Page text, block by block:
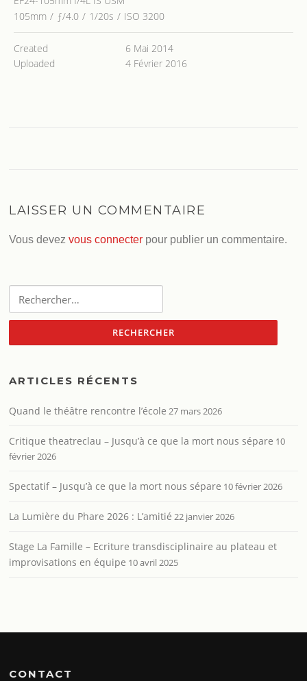
105mm / ƒ/4.0 / 1/20s / ISO 3200
Created
6 Mai 2014
Uploaded
4 Février 2016
LAISSER UN COMMENTAIRE
Vous devezvous connecter pour publier un commentaire.
ARTICLES RÉCENTS
Quand le théâtre rencontre l’école 27 mars 2026
Critique theatreclau – Jusqu’à ce que la mort nous sépare 10
février 2026
Spectatif – Jusqu’à ce que la mort nous sépare 10 février 2026
La Lumière du Phare 2026 : L’amitié 22 janvier 2026
Stage La Famille – Ecriture transdisciplinaire au plateau et
improvisations en équipe 10 avril 2025
CONTACT